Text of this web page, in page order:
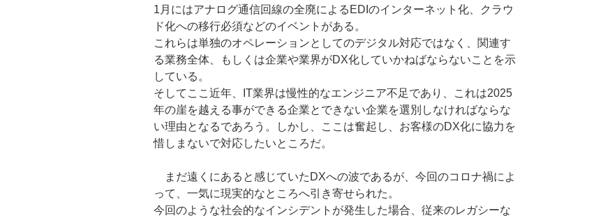
1月にはアナログ通信回線の全廃によるEDIのインターネット化、クラウ
ド化への移行必須などのイベントがある。
これらは単独のオペレーションとしてのデジタル対応ではなく、関連す
る業務全体、もしくは企業や業界がDX化していかねばならないことを示
している。
そしてここ近年、IT業界は慢性的なエンジニア不足であり、これは2025
年の崖を越える事ができる企業とできない企業を選別しなければならな
い理由となるであろう。しかし、ここは奮起し、お客様のDX化に協力を
惜しまないで対応したいところだ。
まだ遠くにあると感じていたDXへの波であるが、今回のコロナ禍によ
って、一気に現実的なところへ引き寄せられた。
今回のような社会的なインシデントが発生した場合、従来のレガシーな